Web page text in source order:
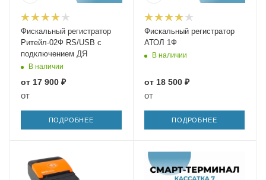
Фискальный регистратор
Ритейл-02Ф RS/USB с
подключением ДЯ
В наличии
от 17 900 ₽
от
ПОДРОБНЕЕ
Фискальный регистратор
АТОЛ 1Ф
В наличии
от 18 500 ₽
от
ПОДРОБНЕЕ